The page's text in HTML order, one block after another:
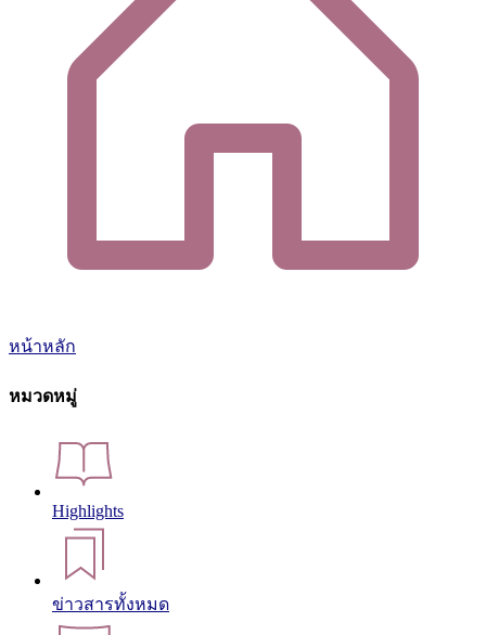
หน้าหลัก
หมวดหมู่
Highlights
ข่าวสารทั้งหมด